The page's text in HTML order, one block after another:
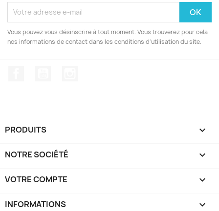
Vous pouvez vous désinscrire à tout moment. Vous trouverez pour cela
nos informations de contact dans les conditions d'utilisation du site.
PRODUITS 
NOTRE SOCIÉTÉ 
VOTRE COMPTE 
INFORMATIONS keyboard_arrow_down